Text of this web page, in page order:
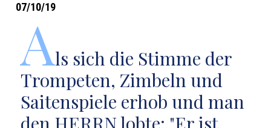
07/10/19
Als sich die Stimme der
Trompeten, Zimbeln und
Saitenspiele erhob und man
den HERRN lobte: "Er ist